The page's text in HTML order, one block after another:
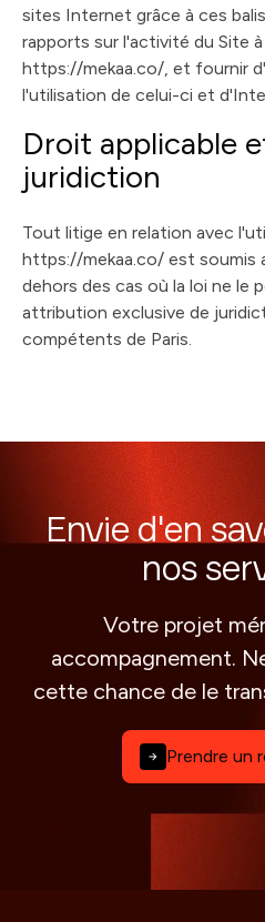
sites Internet grâce à ces
rapports sur l'activité du Site
https://mekaa.co/, et fournir
l'utilisation de celui-ci et
Droit applicable
juridiction
Tout litige en relation avec
https://mekaa.co/ est soumis
dehors des cas où la loi ne le
attribution exclusive de
compétents de Paris.
Envie d'en
nos
Votre projet
accompagnement.
cette chance de le
Prendre un